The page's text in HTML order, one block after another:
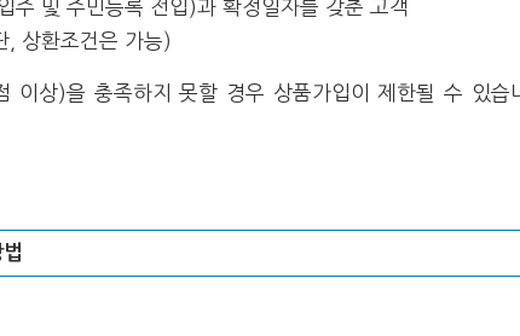
주 및 주민등록 전입)과 확정일자를 갖춘 고객
, 상환조건은 가능)
상)을 충족하지 못할 경우 상품가입이 제한될 수 있습